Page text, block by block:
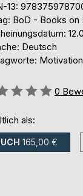
13:
BoD - Books on
Deutsch
0
als:
165,00 €